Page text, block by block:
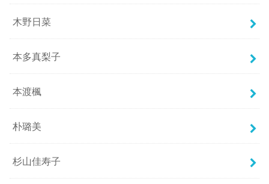
木野日菜
本多真梨子
本渡楓
朴璐美
杉山佳寿子